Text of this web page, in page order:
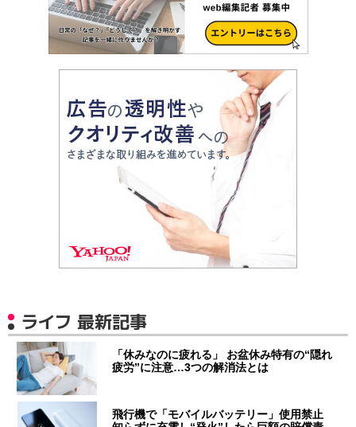
ライフ 最新記事
「休みなのに疲れる」 お盆休み特有の“隠れ
疲労”に注意…3つの解消法とは
飛行機で「モバイルバッテリー」使用禁止